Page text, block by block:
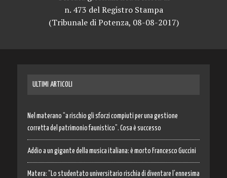
n. 473 del Registro Stampa
(Tribunale di Potenza, 08-08-2017)
ULTIMI ARTICOLI
Nel materano “a rischio gli sforzi compiuti per una gestione
corretta del patrimonio faunistico”. Cosa è successo
Addio a un gigante della musica italiana: è morto Francesco Guccini
Matera: “Lo studentato universitario rischia di diventare l’ennesima